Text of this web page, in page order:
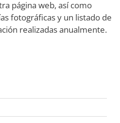
página web, así como
fotográficas y un listado de
realizadas anualmente.